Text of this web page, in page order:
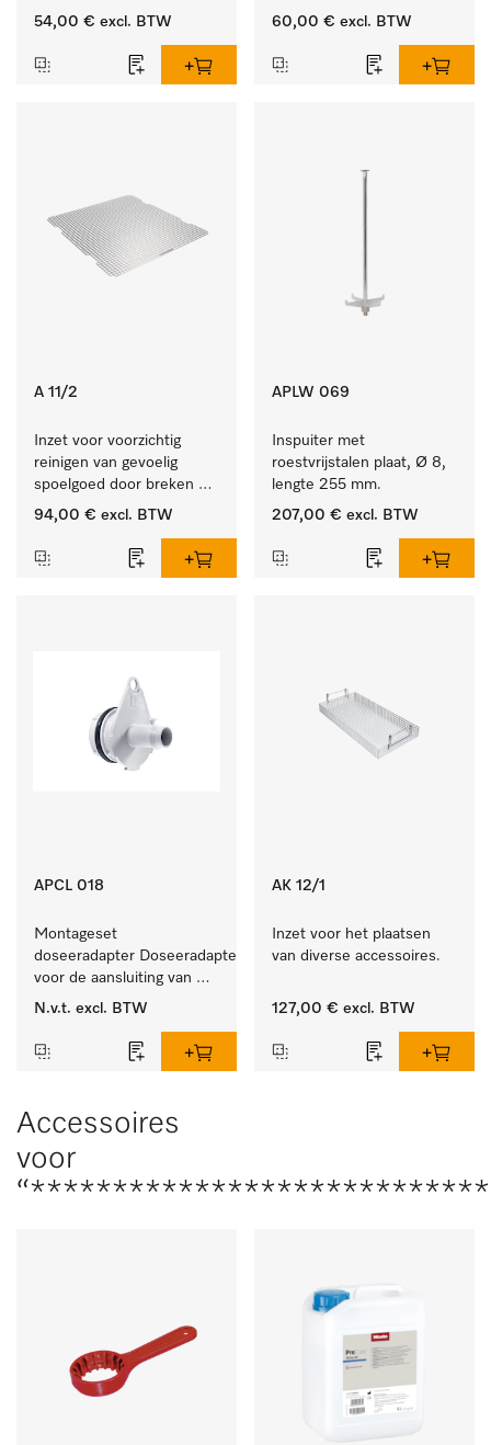
ster, Ø 6, lengte 225 mm.
54,00 € excl. BTW
lengte 80 mm, 5 stuks.
60,00 € excl. BTW
A 11/2
Inzet voor voorzichtig
reinigen van gevoelig
spoelgoed door breken
reinigingsstraal.
94,00 € excl. BTW
APLW 069
Inspuiter met
roestvrijstalen plaat, Ø 8,
lengte 255 mm.
207,00 € excl. BTW
APCL 018
Montageset
doseeradapter Doseeradapterset
voor de aansluiting van
doseersystemen met
N.v.t. excl. BTW
AK 12/1
Inzet voor het plaatsen
van diverse accessoires.
127,00 € excl. BTW
Accessoires
voor